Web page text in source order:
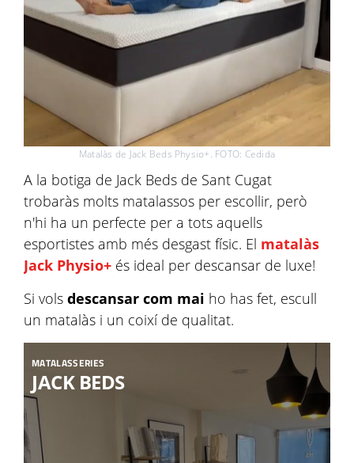
Matalàs de Jack Beds Physio+. FOTO: Cedida
A la botiga de Jack Beds de Sant Cugat
trobaràs molts matalassos per escollir, però
n'hi ha un perfecte per a tots aquells
esportistes amb més desgast físic. El matalàs
Jack Physio+ és ideal per descansar de luxe!
Si vols descansar com mai ho has fet, escull
un matalàs i un coixí de qualitat.
MATALASSERIES
JACK BEDS